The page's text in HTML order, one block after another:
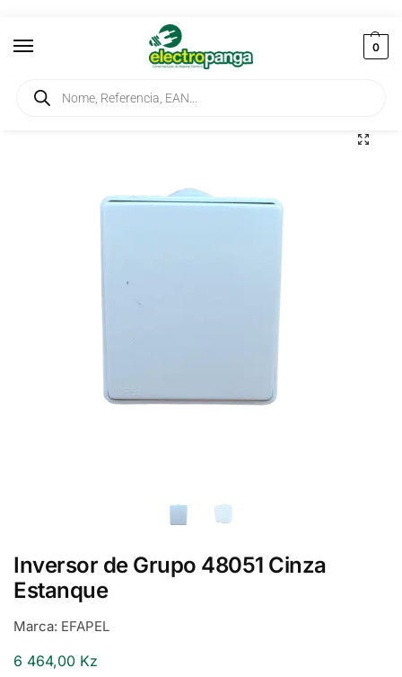
0
Início / Aparelhagem Terminal /
Inversor de Grupo 48051 Cinza
Estanque
Marca: EFAPEL
6 464,00 Kz